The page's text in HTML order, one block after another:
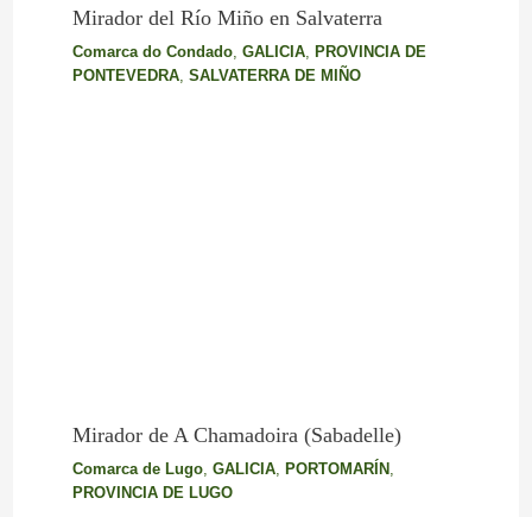
Mirador del Río Miño en Salvaterra
Comarca do Condado, GALICIA, PROVINCIA DE
PONTEVEDRA, SALVATERRA DE MIÑO
Mirador de A Chamadoira (Sabadelle)
Comarca de Lugo, GALICIA, PORTOMARÍN,
PROVINCIA DE LUGO